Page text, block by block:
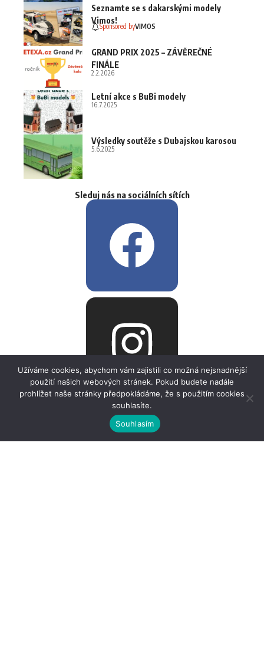
Seznamte se s dakarskými modely
Vimos!
Sponsored byVIMOS
GRAND PRIX 2025 – ZÁVĚREČNÉ
FINÁLE
2.2.2026
Letní akce s BuBi modely
16.7.2025
Výsledky soutěže s Dubajskou karosou
5.6.2025
Sleduj nás na sociálních sítích
Užíváme cookies, abychom vám zajistili co možná nejsnadnější
použití našich webových stránek. Pokud budete nadále
prohlížet naše stránky předpokládáme, že s použitím cookies
souhlasíte.
Souhlasím